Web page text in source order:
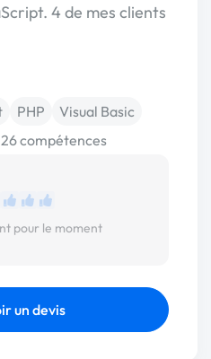
4 de mes clients
PHP
Visual Basic
26 compétences
pour le moment
un devis